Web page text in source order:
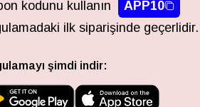
kodunu kullanın
APP10
ilk siparişinde geçerlidir.
şimdi indir:
Tayvan Doları